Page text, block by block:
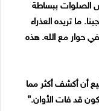
الصلوات ببساطة
ما تريده العذراء
حوار مع الله. هذه
أن أكشف أكثر مما
قد فات الأوان.”